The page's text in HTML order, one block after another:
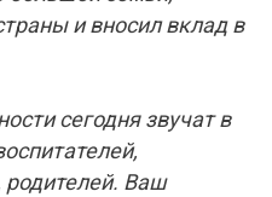
и терпение
патриотов.
традиции и с
будущее.